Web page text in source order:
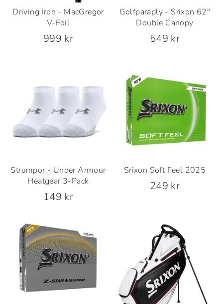
Driving Iron - MacGregor
V-Foil
999 kr
Golfparaply - Srixon 62″
Double Canopy
549 kr
Strumpor - Under Armour
Heatgear 3-Pack
149 kr
Srixon Soft Feel 2025
249 kr